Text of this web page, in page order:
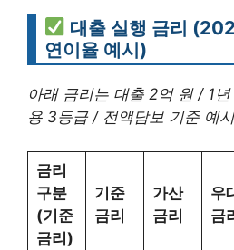
대출 실행 금리
연이율 예시)
아래 금리는 대출 2억 원 / 1
용 3등급 / 전액담보 기준 예
금리
구분
(기준
금리)
기준
금리
가산
금리
우
금